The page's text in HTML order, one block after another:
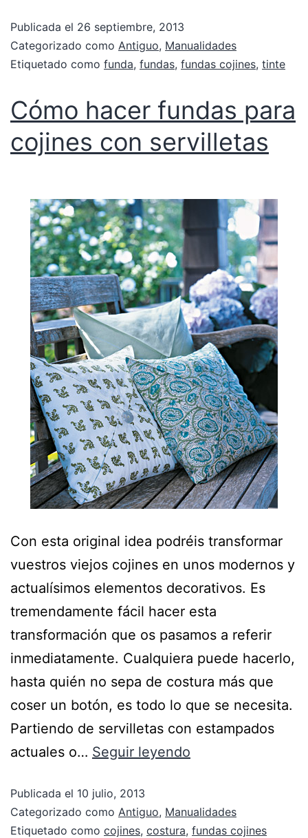
Publicada el 26 septiembre, 2013
Categorizado como Antiguo, Manualidades
Etiquetado como funda, fundas, fundas cojines, tinte
Cómo hacer fundas para
cojines con servilletas
Con esta original idea podréis transformar
vuestros viejos cojines en unos modernos y
actualísimos elementos decorativos. Es
tremendamente fácil hacer esta
transformación que os pasamos a referir
inmediatamente. Cualquiera puede hacerlo,
hasta quién no sepa de costura más que
coser un botón, es todo lo que se necesita.
Partiendo de servilletas con estampados
actuales o… Seguir leyendo
Publicada el 10 julio, 2013
Categorizado como Antiguo, Manualidades
Etiquetado como cojines, costura, fundas cojines